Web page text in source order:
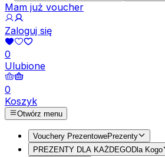
Mam już voucher
Zaloguj się
0
Ulubione
0
Koszyk
Otwórz menu
Vouchery PrezentowePrezenty
PREZENTY DLA KAŻDEGODla Kogo